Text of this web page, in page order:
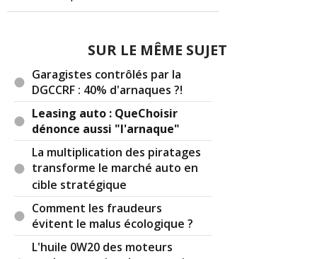
(Votre post sera visible sous le commentaire)
Pareyhdjodjo TOP CONTRIBUTEUR
2026-04-03 15:24:34)
Par moment je me demande si c'est moi qui suis
intelligent ou les autres qui sont devenus très
bêtes mais bien évidement que quand on achète à
crédit/leasing et j'en passe on pait plus cher, bien
évidement que la banque, la concession, et autres
ne fait pas de cadeau...
SUR LE MÊME SUJET
Garagistes contrôlés par la
DGCCRF : 40% d'arnaques ?!
Leasing auto : QueChoisir
dénonce aussi "l'arnaque"
La multiplication des piratages
transforme le marché auto en
cible stratégique
Comment les fraudeurs
évitent le malus écologique ?
L'huile 0W20 des moteurs